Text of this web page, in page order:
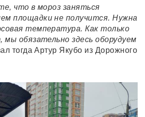
что в мороз заняться
площадки не получится. Нужна
температура. Как только
мы обязательно здесь оборудуем
тогда Артур Якубо из Дорожного